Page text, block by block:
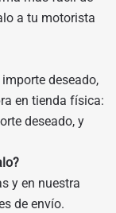
a tu motorista
deseado,
en tienda física:
deseado, y
y en nuestra
de envío.